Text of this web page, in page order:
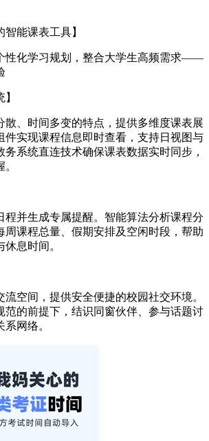
智能课表工具】
性化学习规划，整合大学生高频需求——
散、时间多变的特点，提供多维度课表展
件实现课程信息即时查看，支持日视图与
务系统直连技术确保课表数据实时同步，
程并生成专属提醒。智能算法分析课程分
周课程总量、假期安排及空闲时段，帮助
息时间。
空间，提供安全便捷的校园社交环境。
范的前提下，结识同窗伙伴、参与话题讨
网络。